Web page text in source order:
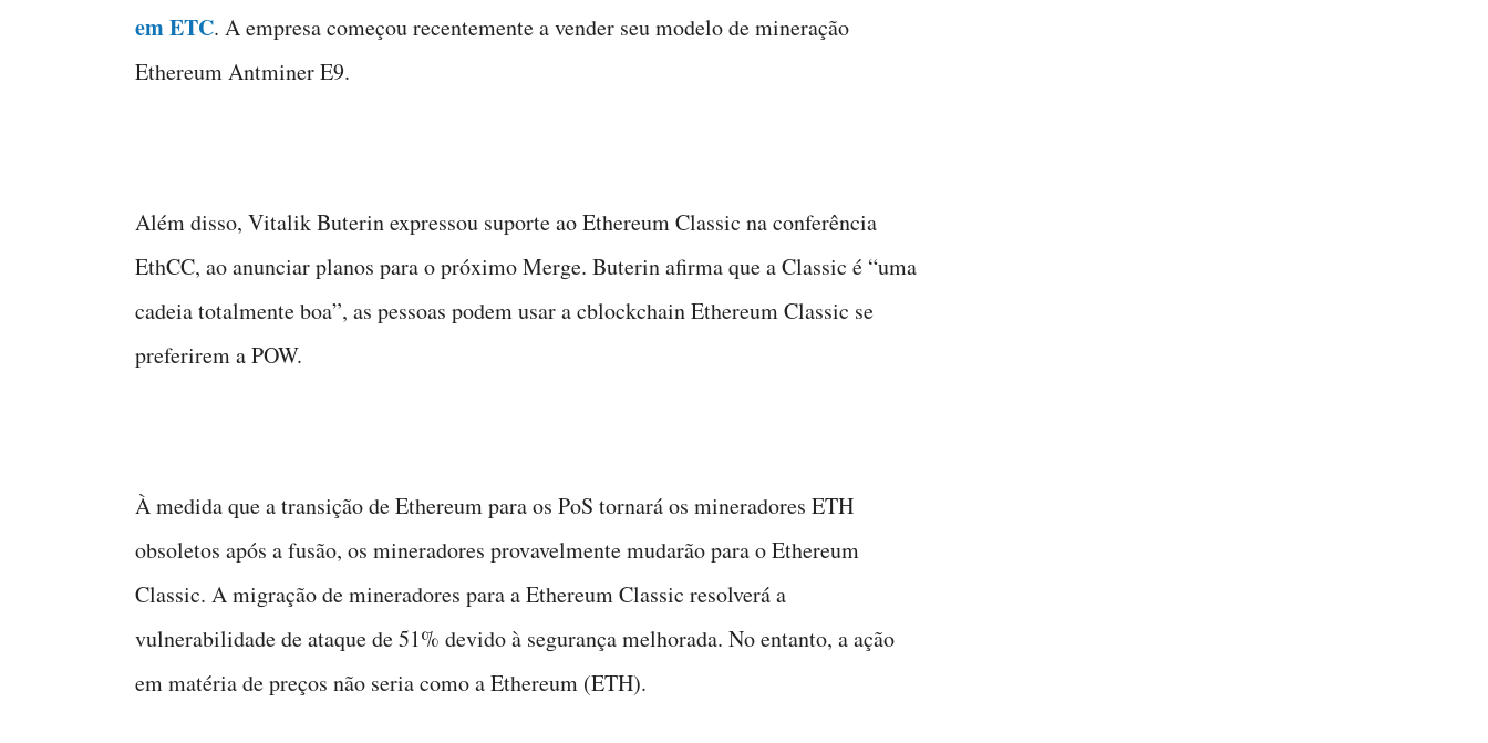
em ETC. A empresa começou recentemente a vender seu modelo de mineração
Ethereum Antminer E9.
Além disso, Vitalik Buterin expressou suporte ao Ethereum Classic na conferência
EthCC, ao anunciar planos para o próximo Merge. Buterin afirma que a Classic é “uma
cadeia totalmente boa”, as pessoas podem usar a cblockchain Ethereum Classic se
preferirem a POW.
À medida que a transição de Ethereum para os PoS tornará os mineradores ETH
obsoletos após a fusão, os mineradores provavelmente mudarão para o Ethereum
Classic. A migração de mineradores para a Ethereum Classic resolverá a
vulnerabilidade de ataque de 51% devido à segurança melhorada. No entanto, a ação
em matéria de preços não seria como a Ethereum (ETH).